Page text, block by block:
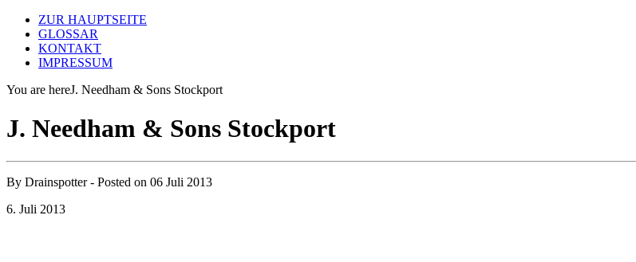
ZUR HAUPTSEITE
GLOSSAR
KONTAKT
IMPRESSUM
You are hereJ. Needham & Sons Stockport
J. Needham & Sons Stockport
By Drainspotter- Posted on 06 Juli 2013
6. Juli 2013